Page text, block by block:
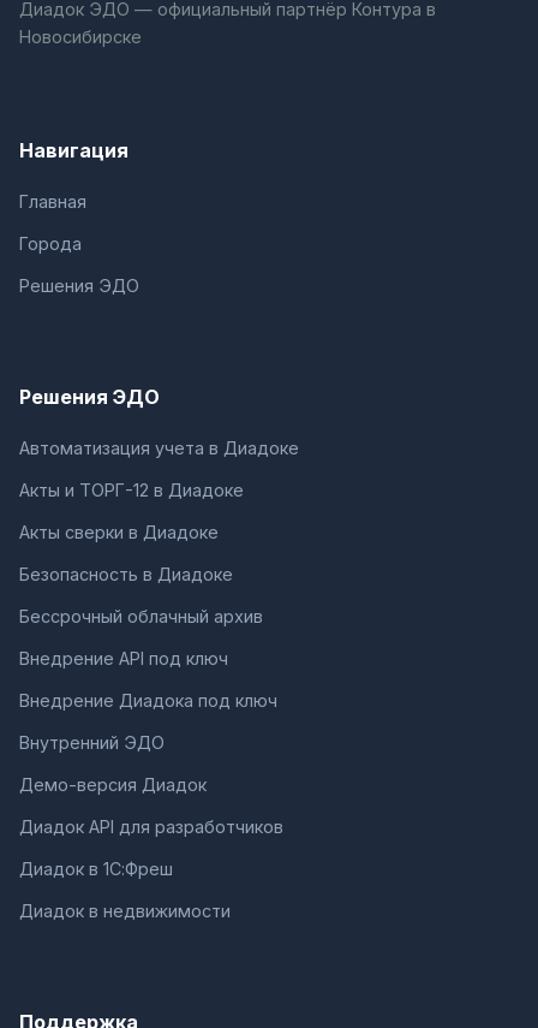
Диадок ЭДО — официальный партнёр Контура в
Новосибирске
Навигация
Главная
Города
Решения ЭДО
Решения ЭДО
Автоматизация учета в Диадоке
Акты и ТОРГ-12 в Диадоке
Акты сверки в Диадоке
Безопасность в Диадоке
Бессрочный облачный архив
Внедрение API под ключ
Внедрение Диадока под ключ
Внутренний ЭДО
Демо-версия Диадок
Диадок API для разработчиков
Диадок в 1С:Фреш
Диадок в недвижимости
Поддержка